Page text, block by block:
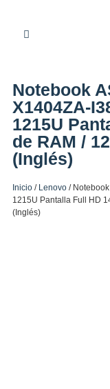
Notebook
X1404ZA-
1215U
de RAM /
(Inglés)
Inicio / Lenovo /
1215U Pantalla Full HD
(Inglés)